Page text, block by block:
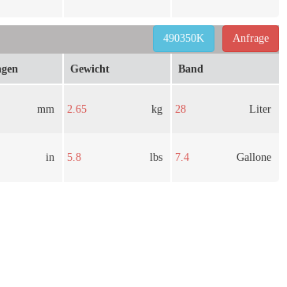
Anfrage
490350K
mm
in
Gewicht
2.65 kg
5.8 lbs
Band
28 Liter
7.4 Gallone